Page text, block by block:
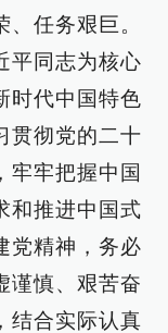
任务艰巨。
平同志为核心
时代中国特色
贯彻党的二十
牢牢把握中国
和推进中国式
党精神，务必
谨慎、艰苦奋
结合实际认真